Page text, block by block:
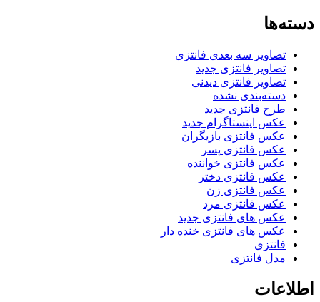
دسته‌ها
تصاویر سه بعدی فانتزی
تصاویر فانتزی جدید
تصاویر فانتزی دیدنی
دسته‌بندی نشده
طرح فانتزی جدید
عکس اینستاگرام جدید
عکس فانتزی بازیگران
عکس فانتزی پسر
عکس فانتزی خواننده
عکس فانتزی دختر
عکس فانتزی زن
عکس فانتزی مرد
عکس های فانتزی جدید
عکس های فانتزی خنده دار
فانتزی
مدل فانتزی
اطلاعات